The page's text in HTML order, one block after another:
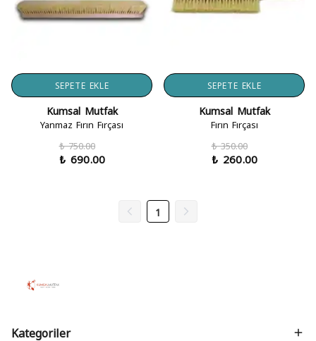
SEPETE EKLE
Kumsal Mutfak
Yanmaz Fırın Fırçası
₺ 750.00
₺ 690.00
SEPETE EKLE
Kumsal Mutfak
Fırın Fırçası
₺ 350.00
₺ 260.00
1
Kategoriler